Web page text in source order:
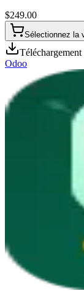
$249.00
Sélectionnez la
Odoo